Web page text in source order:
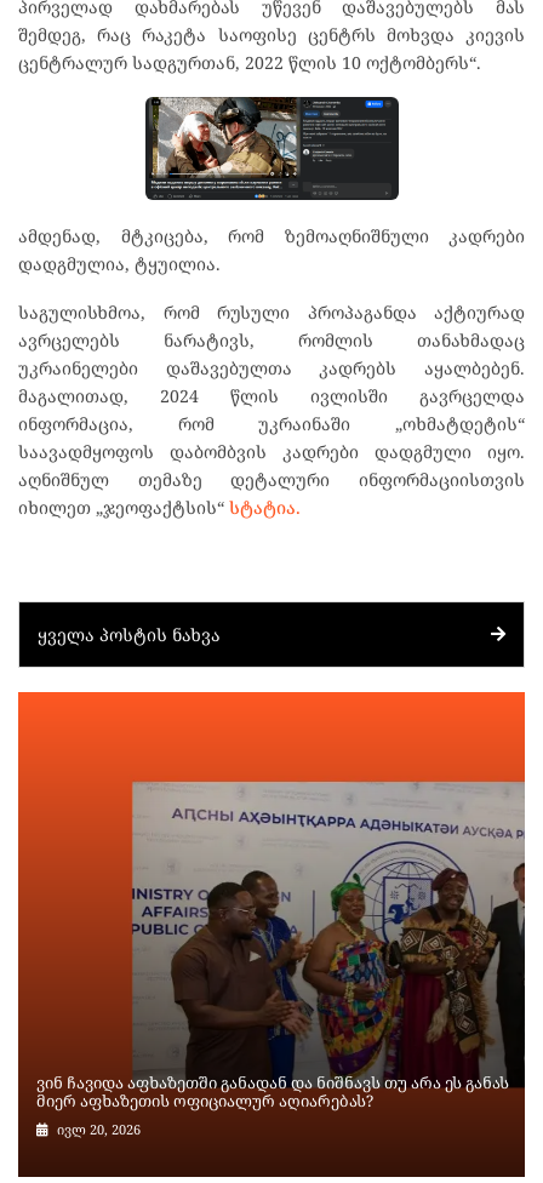
პირველად დახმარებას უწევენ დაშავებულებს მას
შემდეგ, რაც რაკეტა საოფისე ცენტრს მოხვდა კიევის
ცენტრალურ სადგურთან, 2022 წლის 10 ოქტომბერს“.
ამდენად, მტკიცება, რომ ზემოაღნიშნული კადრები
დადგმულია, ტყუილია.
საგულისხმოა, რომ რუსული პროპაგანდა აქტიურად
ავრცელებს ნარატივს, რომლის თანახმადაც
უკრაინელები დაშავებულთა კადრებს აყალბებენ.
მაგალითად, 2024 წლის ივლისში გავრცელდა
ინფორმაცია, რომ უკრაინაში „ოხმატდეტის“
საავადმყოფოს დაბომბვის კადრები დადგმული იყო.
აღნიშნულ თემაზე დეტალური ინფორმაციისთვის
იხილეთ „ჯეოფაქტსის“ სტატია.
ᲧᲕᲔᲚᲐ ᲞᲝᲡᲢᲘᲡ ᲜᲐᲮᲕᲐ
ვინ ჩავიდა აფხაზეთში განადან და ნიშნავს თუ არა ეს განას
მიერ აფხაზეთის ოფიციალურ აღიარებას?
ივლ 20, 2026